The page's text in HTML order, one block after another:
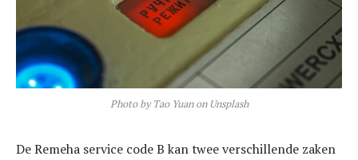
Photo by Tao Yuan on Unsplash
De Remeha service code B kan twee verschillende zaken